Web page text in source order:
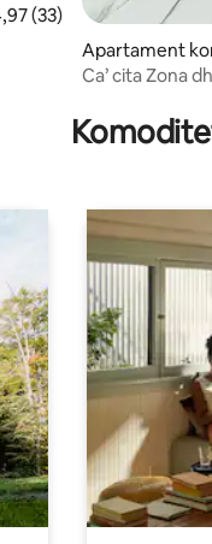
mesatar 4,97 nga
(33)
Apartament
Settimo
Ca’ cita Zona